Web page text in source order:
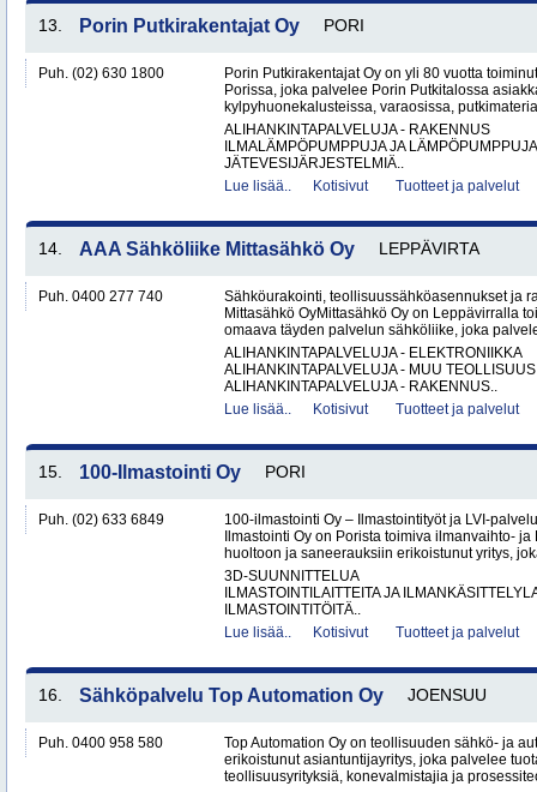
13. Porin Putkirakentajat Oy PORI
Puh. (02) 630 1800
Porin Putkirakentajat Oy on yli 80 vuotta
Porissa, joka palvelee Porin Putkitalossa
kylpyhuonekalusteissa, varaosissa,
ALIHANKINTAPALVELUJA - RAKENNUS
ILMALÄMPÖPUMPPUJA JA LÄMPÖPUMPPUJA
JÄTEVESIJÄRJESTELMIÄ..
Lue lisää..
Kotisivut Tuotteet ja palvelut
14. AAA Sähköliike Mittasähkö Oy LEPPÄVIRTA
Puh. 0400 277 740
Sähköurakointi, teollisuussähköasennukset ja
Mittasähkö OyMittasähkö Oy on Leppävirralla
omaava täyden palvelun sähköliike, joka
ALIHANKINTAPALVELUJA - ELEKTRONIIKKA
ALIHANKINTAPALVELUJA - MUU TEOLLISUUS
ALIHANKINTAPALVELUJA - RAKENNUS..
Lue lisää..
Kotisivut Tuotteet ja palvelut
15. 100-Ilmastointi Oy PORI
Puh. (02) 633 6849
100-ilmastointi Oy – Ilmastointityöt ja LVI-
Ilmastointi Oy on Porista toimiva ilmanvaihto-
huoltoon ja saneerauksiin erikoistunut yritys,
3D-SUUNNITTELUA
ILMASTOINTILAITTEITA JA
ILMASTOINTITÖITÄ..
Lue lisää..
Kotisivut Tuotteet ja palvelut
16. Sähköpalvelu Top Automation Oy JOENSUU
Puh. 0400 958 580
Top Automation Oy on teollisuuden sähkö- ja
erikoistunut asiantuntijayritys, joka palvelee
teollisuusyrityksiä, konevalmistajia ja